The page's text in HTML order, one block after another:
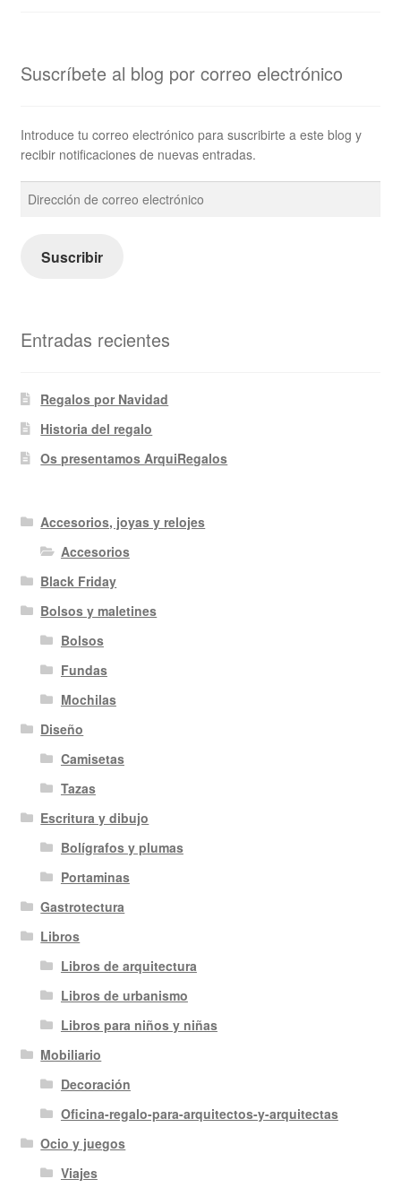
Suscríbete al blog por correo electrónico
Introduce tu correo electrónico para suscribirte a este blog y
recibir notificaciones de nuevas entradas.
Dirección
de
electrónico
Suscribir
Entradas recientes
Regalos por Navidad
Historia del regalo
Os presentamos ArquiRegalos
Accesorios, joyas y relojes
Accesorios
Black Friday
Bolsos y maletines
Bolsos
Fundas
Mochilas
Diseño
Camisetas
Tazas
Escritura y dibujo
Bolígrafos y plumas
Portaminas
Gastrotectura
Libros
Libros de arquitectura
Libros de urbanismo
Libros para niños y niñas
Mobiliario
Decoración
Oficina-regalo-para-arquitectos-y-arquitectas
Ocio y juegos
Viajes